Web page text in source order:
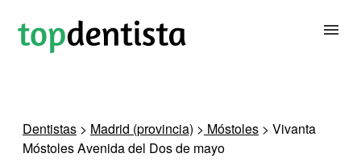
PARA CLÍNICAS DENTALES
Dentistas > Madrid (provincia) > Móstoles > Vivanta
Móstoles Avenida del Dos de mayo